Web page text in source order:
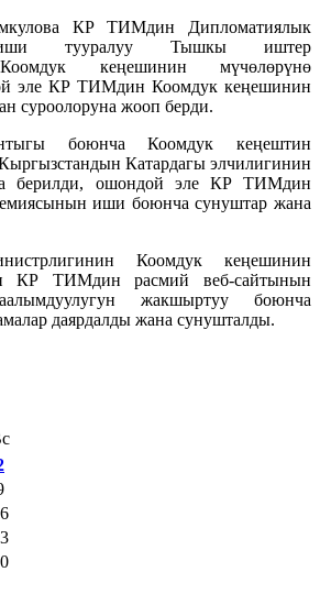
КР ТИМдин Дипломатиялык
иши тууралуу Тышкы иштер
кеңешинин мүчөлөрүнө
эле КР ТИМдин Коомдук кеңешинин
суроолоруна жооп берди.
боюнча Коомдук кеңештин
Катардагы элчилигинин
берилди, ошондой эле КР ТИМдин
иши боюнча сунуштар жана
Коомдук кеңешинин
КР ТИМдин расмий веб-сайтынын
жакшыртуу боюнча
даярдалды жана сунушталды.